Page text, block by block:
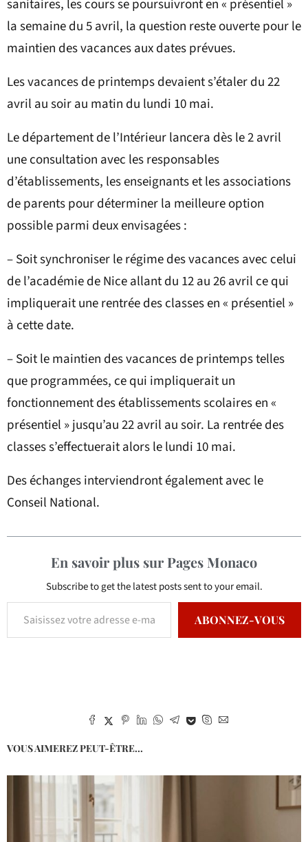
sanitaires, les cours se poursuivront en « présentiel »
la semaine du 5 avril, la question reste ouverte pour le
maintien des vacances aux dates prévues.
Les vacances de printemps devaient s’étaler du 22
avril au soir au matin du lundi 10 mai.
Le département de l’Intérieur lancera dès le 2 avril
une consultation avec les responsables
d’établissements, les enseignants et les associations
de parents pour déterminer la meilleure option
possible parmi deux envisagées :
– Soit synchroniser le régime des vacances avec celui
de l’académie de Nice allant du 12 au 26 avril ce qui
impliquerait une rentrée des classes en « présentiel »
à cette date.
– Soit le maintien des vacances de printemps telles
que programmées, ce qui impliquerait un
fonctionnement des établissements scolaires en «
présentiel » jusqu’au 22 avril au soir. La rentrée des
classes s’effectuerait alors le lundi 10 mai.
Des échanges interviendront également avec le
Conseil National.
En savoir plus sur Pages Monaco
Subscribe to get the latest posts sent to your email.
ABONNEZ-VOUS
VOUS AIMEREZ PEUT-ÊTRE...